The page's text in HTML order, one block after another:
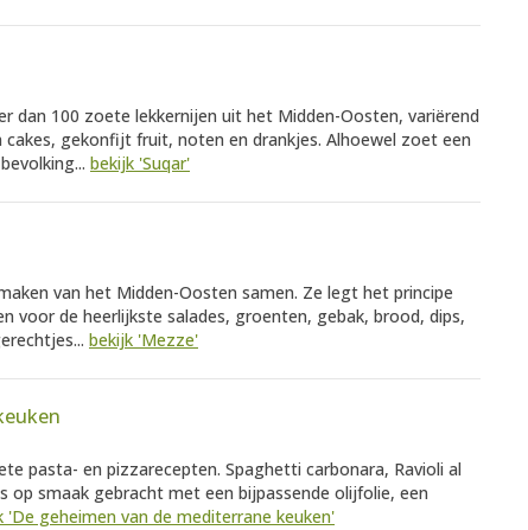
dan 100 zoete lekkernijen uit het Midden-Oosten, variërend
gekonfijt fruit, noten en drankjes. Alhoewel zoet een
bekijk 'Suqar'
van het Midden-Oosten samen. Ze legt het principe
voor de heerlijkste salades, groenten, gebak, brood, dips,
bekijk 'Mezze'
pasta- en pizzarecepten. Spaghetti carbonara, Ravioli al
op smaak gebracht met een bijpassende olijfolie, een
'De geheimen van de mediterrane keuken'